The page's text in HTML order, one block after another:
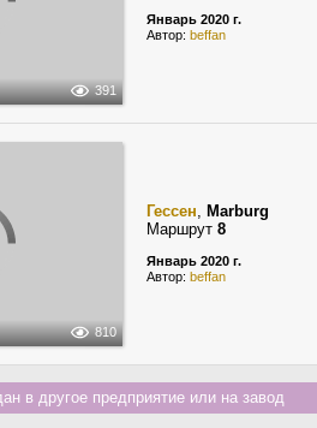
391
Январь 2020 г.
Автор: beffan
810
Гессен, Marburg
Маршрут 8
Январь 2020 г.
Автор: beffan
в другое предприятие или на завод